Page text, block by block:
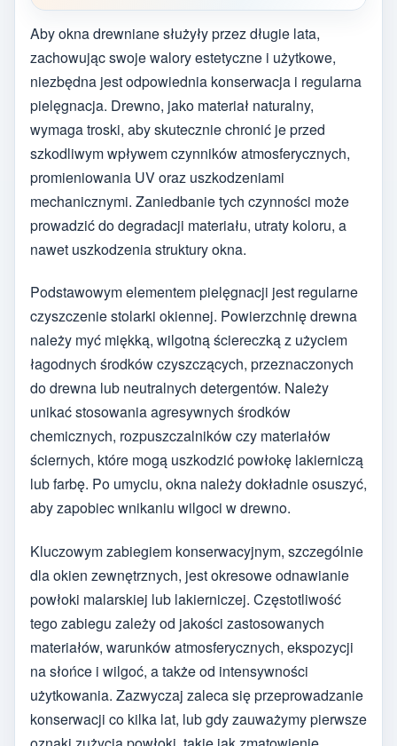
Aby okna drewniane służyły przez długie lata,
zachowując swoje walory estetyczne i użytkowe,
niezbędna jest odpowiednia konserwacja i regularna
pielęgnacja. Drewno, jako materiał naturalny,
wymaga troski, aby skutecznie chronić je przed
szkodliwym wpływem czynników atmosferycznych,
promieniowania UV oraz uszkodzeniami
mechanicznymi. Zaniedbanie tych czynności może
prowadzić do degradacji materiału, utraty koloru, a
nawet uszkodzenia struktury okna.
Podstawowym elementem pielęgnacji jest regularne
czyszczenie stolarki okiennej. Powierzchnię drewna
należy myć miękką, wilgotną ściereczką z użyciem
łagodnych środków czyszczących, przeznaczonych
do drewna lub neutralnych detergentów. Należy
unikać stosowania agresywnych środków
chemicznych, rozpuszczalników czy materiałów
ściernych, które mogą uszkodzić powłokę lakierniczą
lub farbę. Po umyciu, okna należy dokładnie osuszyć,
aby zapobiec wnikaniu wilgoci w drewno.
Kluczowym zabiegiem konserwacyjnym, szczególnie
dla okien zewnętrznych, jest okresowe odnawianie
powłoki malarskiej lub lakierniczej. Częstotliwość
tego zabiegu zależy od jakości zastosowanych
materiałów, warunków atmosferycznych, ekspozycji
na słońce i wilgoć, a także od intensywności
użytkowania. Zazwyczaj zaleca się przeprowadzanie
konserwacji co kilka lat, lub gdy zauważymy pierwsze